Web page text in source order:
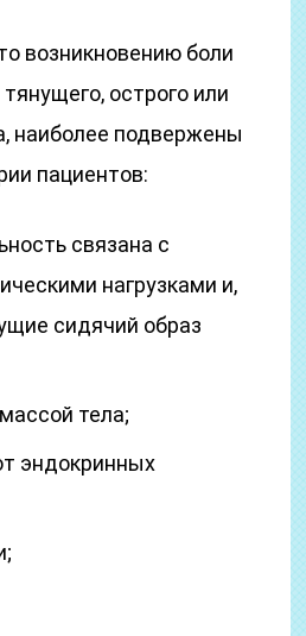
возникновению боли
острого или
наиболее подвержены
пациентов:
связана с
нагрузками и,
сидячий образ
тела;
эндокринных